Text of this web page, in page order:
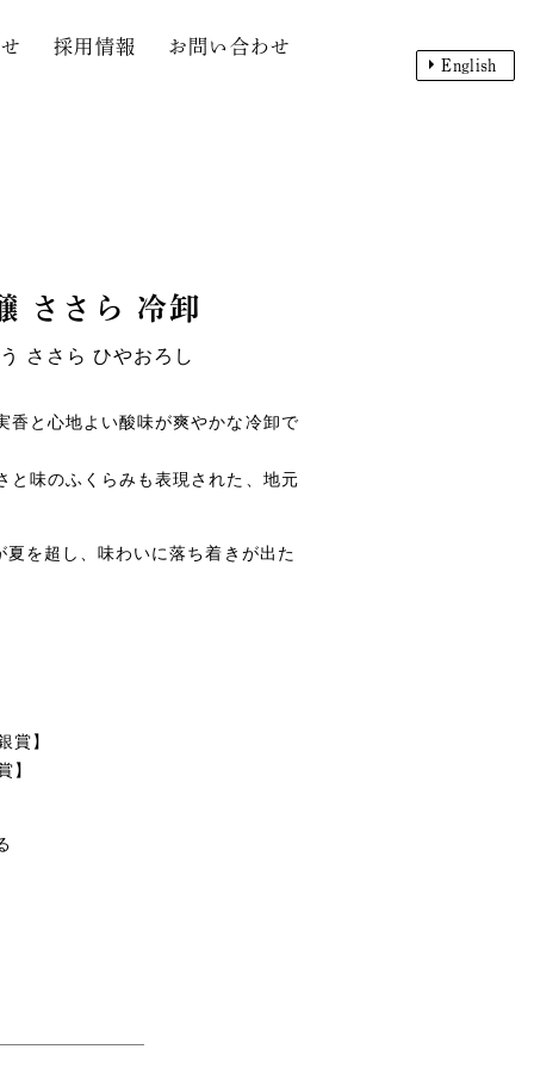
採用情報 お問い合わせ
English
ささら 冷卸
ささら ひやおろし
香と心地よい酸味が爽やかな冷卸で
と味のふくらみも表現された、地元
を超し、味わいに落ち着きが出た
賞】
】